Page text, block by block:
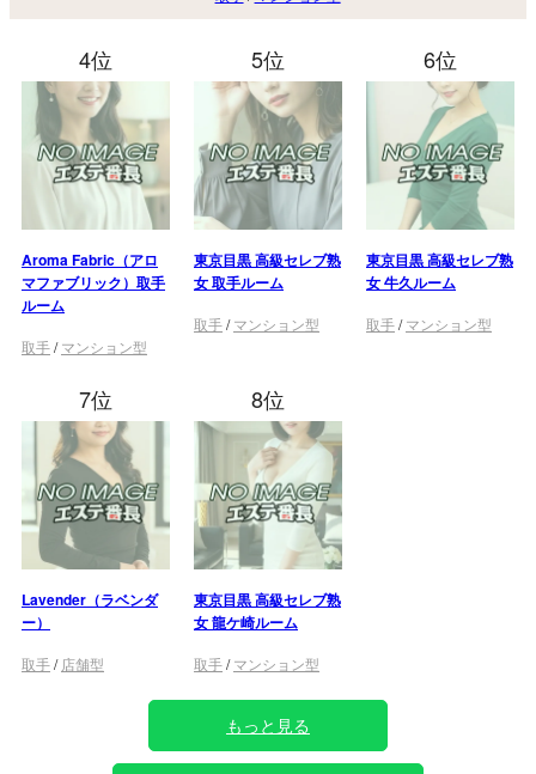
4位
Aroma Fabric（アロ
マファブリック）取手
ルーム
取手/マンション型
5位
東京目黒 高級セレブ熟
女 取手ルーム
取手/マンション型
6位
東京目黒 高級セレブ熟
女 牛久ルーム
取手/マンション型
7位
Lavender（ラベンダ
ー）
取手/ 店舗型
8位
東京目黒 高級セレブ熟
女 龍ケ崎ルーム
取手/マンション型
もっと見る